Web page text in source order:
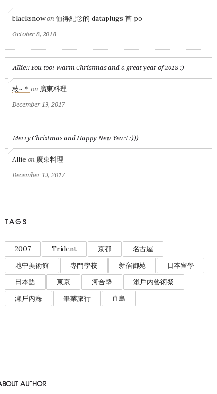
blacksnow on 值得紀念的 dataplugs 首 po
October 8, 2018
Allie!! You too! Warm Christmas and a great year of 2018 :)
枝~＊ on 廣東料理
December 19, 2017
Merry Christmas and Happy New Year! :)))
Allie on 廣東料理
December 19, 2017
TAGS
2007 Trident 京都
名古屋
地中美術館
專門學校 新宿御苑
日本留學
日本語
東京 河合墊
瀨戶內藝術祭
瀬戶內海
畢業旅行 直島
AUTHOR